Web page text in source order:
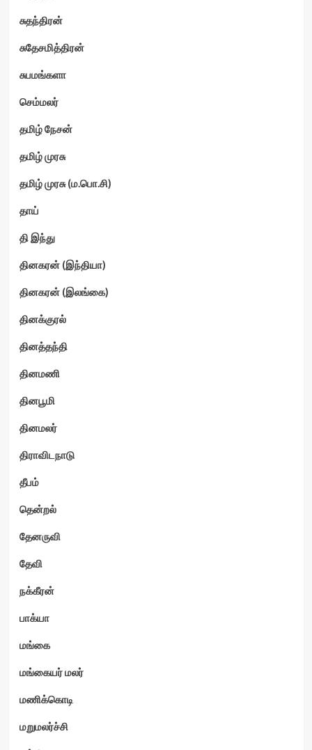
சுதந்திரன்
சுதேசமித்திரன்
சுபமங்களா
செம்மலர்
தமிழ் நேசன்
தமிழ் முரசு
தமிழ் முரசு (ம.பொ.சி)
தாய்
தி இந்து
தினகரன் (இந்தியா)
தினகரன் (இலங்கை)
தினக்குரல்
தினத்தந்தி
தினமணி
தினபூமி
தினமலர்
திராவிடநாடு
தீபம்
தென்றல்
தேனருவி
தேவி
நக்கீரன்
பாக்யா
மங்கை
மங்கையர் மலர்
மணிக்கொடி
மறுமலர்ச்சி